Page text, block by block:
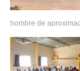
hombre de